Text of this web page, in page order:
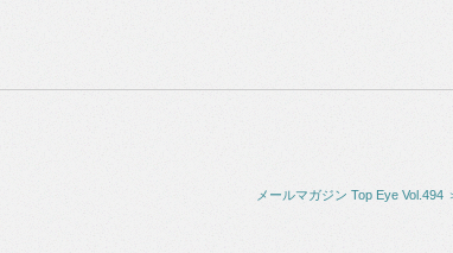
メールマガジン Top Eye Vol.494